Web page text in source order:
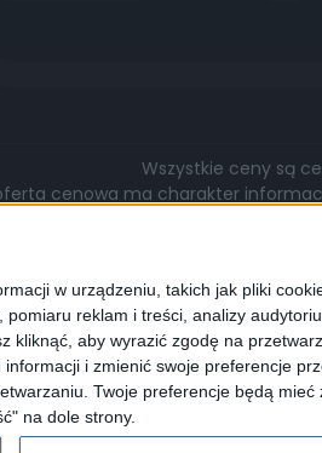
w urządzeniu, takich jak pliki
reklam i treści, analizy
aby wyrazić zgodę na
i zmienić swoje preferencje
Twoje preferencje będą
na dole strony.
Wszystkie ceny są
cenowa ma charakter
wyrażają Państwo zgodę na
służącym do obsługi
cookies.